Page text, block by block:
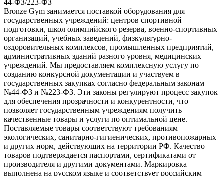
44-ФЗ/223-ФЗ
Bronze Gym занимается поставкой оборудования для
государственных учреждений: центров спортивной
подготовки, школ олимпийского резерва, военно-спортивных
организаций, учебных заведений, физкультурно-
оздоровительных комплексов, промышленных предприятий,
административных зданий разного уровня, медицинских
учреждений. Мы предоставляем комплексную услугу по
созданию конкурсной документации и участвуем в
государственных закупках согласно федеральным законам
№44-ФЗ и №223-ФЗ. Эти законы регулируют процесс закупок
для обеспечения прозрачности и конкурентности, что
позволяет государственным учреждениям получить
качественные товары и услуги по оптимальной цене.
Поставляемые товары соответствуют требованиям
экологических, санитарно-гигиенических, противопожарных
и других норм, действующих на территории РФ. Качество
товаров подтверждается паспортами, сертификатами от
производителя и другими документами. Маркировка
выполнена на русском языке и соответствует российским